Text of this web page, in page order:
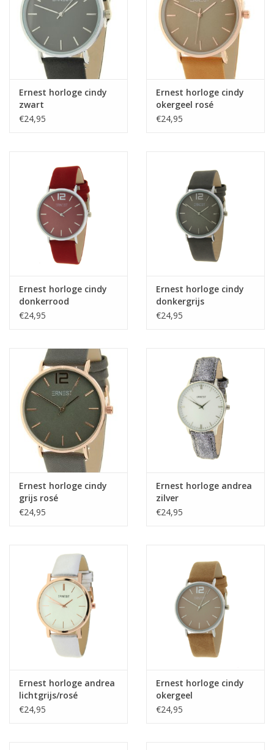
Ernest horloge cindy
zwart
€24,95
Ernest horloge cindy
okergeel rosé
€24,95
Ernest horloge cindy
donkerrood
€24,95
Ernest horloge cindy
donkergrijs
€24,95
Ernest horloge cindy
grijs rosé
€24,95
Ernest horloge andrea
zilver
€24,95
Ernest horloge andrea
lichtgrijs/rosé
€24,95
Ernest horloge cindy
okergeel
€24,95